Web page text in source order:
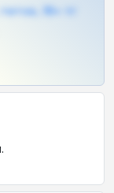
18+ тг